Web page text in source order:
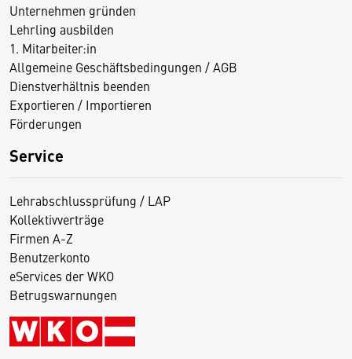
Unternehmen gründen
Lehrling ausbilden
1. Mitarbeiter:in
Allgemeine Geschäftsbedingungen / AGB
Dienstverhältnis beenden
Exportieren / Importieren
Förderungen
Service
Lehrabschlussprüfung / LAP
Kollektivverträge
Firmen A-Z
Benutzerkonto
eServices der WKO
Betrugswarnungen